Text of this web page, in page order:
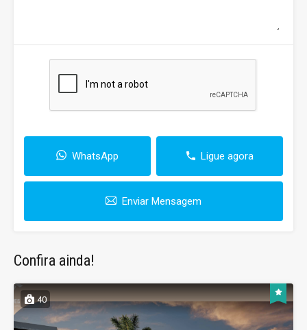
WhatsApp Ligue agora
Enviar Mensagem
Confira ainda!
40